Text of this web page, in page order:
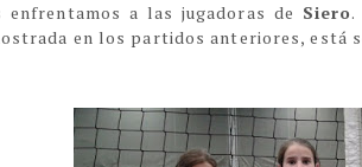
a las jugadoras de Siero.
en los partidos anteriores, está